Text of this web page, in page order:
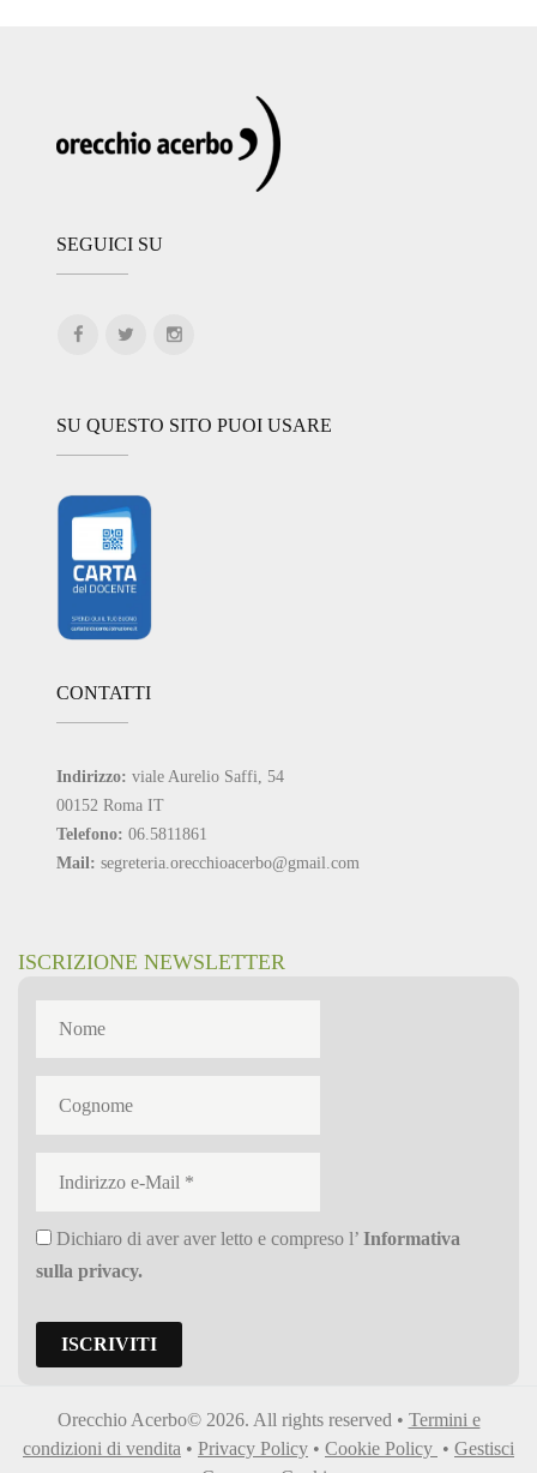
SEGUICI SU
SU QUESTO SITO PUOI USARE
CONTATTI
Indirizzo: viale Aurelio Saffi, 54
00152 Roma IT
Telefono: 06.5811861
Mail: segreteria.orecchioacerbo@gmail.com
ISCRIZIONE NEWSLETTER
Dichiaro di aver aver letto e compreso l’ Informativa
sulla privacy.
Orecchio Acerbo© 2026. All rights reserved • Termini e
condizioni di vendita • Privacy Policy • Cookie Policy • Gestisci